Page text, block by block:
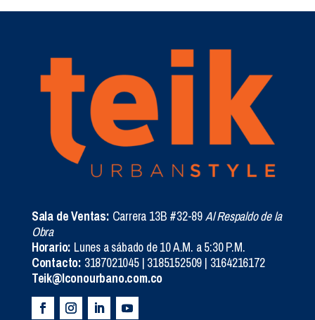
Sala de Ventas:Carrera 13B #32-89Al Respaldo de la
Obra
Horario:Lunes a sábado de 10 A.M. a 5:30 P.M.
Contacto:3187021045 | 3185152509 | 3164216172
Teik@Iconourbano.com.co